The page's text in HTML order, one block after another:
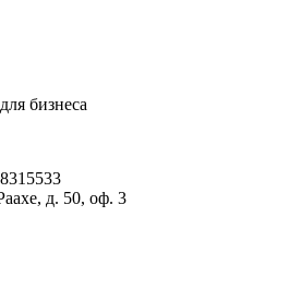
бизнеса
д. 50, оф. 3